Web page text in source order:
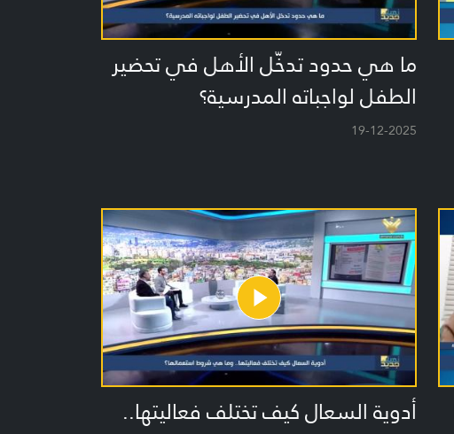
ما هي حدود تدخّل الأهل في تحضير
الطفل لواجباته المدرسية؟
19-12-2025
أدوية السعال كيف تختلف فعاليتها..